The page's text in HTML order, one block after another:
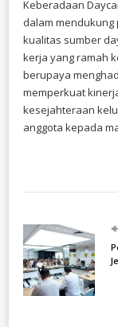
Keberadaan
dalam
kualitas sumber
kerja yang ramah
berupaya
memperkuat
kesejahteraan
anggota kepada